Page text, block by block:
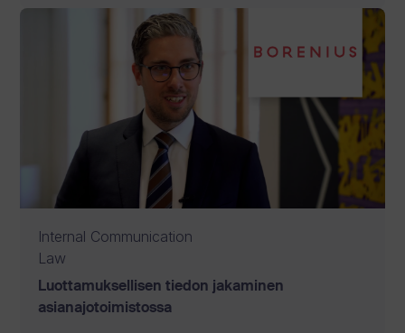
Internal Communication
Law
Luottamuksellisen tiedon jakaminen
asianajotoimistossa